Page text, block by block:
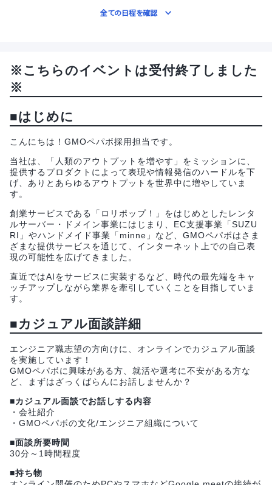
全ての日程を確認
※こちらのイベントは受付終了しました
※
■はじめに
こんにちは！GMOペパボ採用担当です。
当社は、「人類のアウトプットを増やす」をミッションに、
提供するプロダクトによって表現や情報発信のハードルを下
げ、ありとあらゆるアウトプットを世界中に増やしていま
す。
創業サービスである「ロリポップ！」をはじめとしたレンタ
ルサーバー・ドメイン事業にはじまり、EC支援事業「SUZU
RI」やハンドメイド事業「minne」など、GMOペパボはさま
ざまな提供サービスを通じて、インターネット上での自己表
現の可能性を広げてきました。
直近ではAIをサービスに実装するなど、時代の最先端をキャ
ッチアップしながら業界を牽引していくことを目指していま
す。
■カジュアル面談詳細
エンジニア職志望の方向けに、オンラインでカジュアル面談
を実施しています！
GMOペパボに興味がある方、就活や選考に不安がある方な
ど、まずはざっくばらんにお話しませんか？
■カジュアル面談でお話しする内容
・会社紹介
・GMOペパボの文化/エンジニア組織について
■面談所要時間
30分～1時間程度
■持ち物